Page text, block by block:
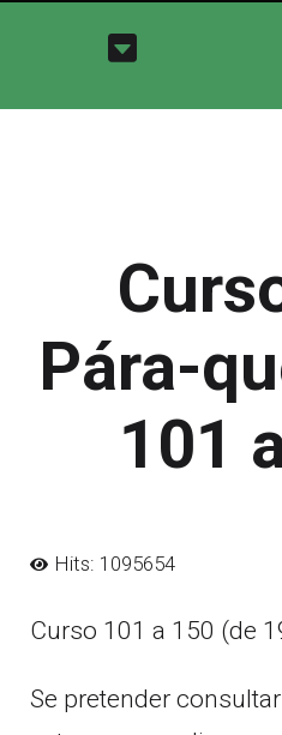
Pára-
101
Hits: 1095654
Curso 101 a 150 (de
Se pretender